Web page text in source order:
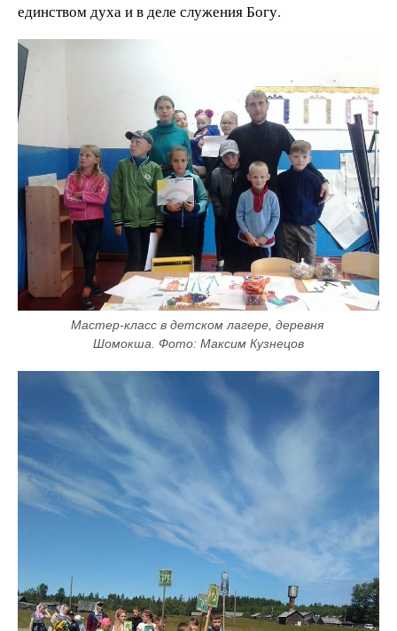
единством духа и в деле служения Богу.
Мастер-класс в детском лагере, деревня
Шомокша. Фото: Максим Кузнецов